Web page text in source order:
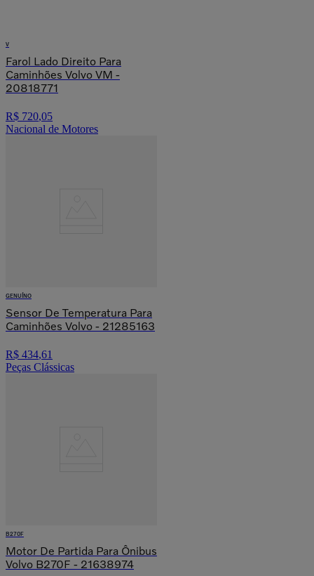
V
Farol Lado Direito Para
Caminhões Volvo VM -
20818771
R$ 720,05
Nacional de Motores
GENUÍNO
Sensor De Temperatura Para
Caminhões Volvo - 21285163
R$ 434,61
Peças Clássicas
B270F
Motor De Partida Para Ônibus
Volvo B270F - 21638974